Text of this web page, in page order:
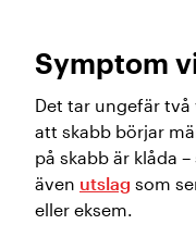
Symptom
Det tar ungefär
att skabb börjar
på skabb är klåda
även utslag som
eller eksem.